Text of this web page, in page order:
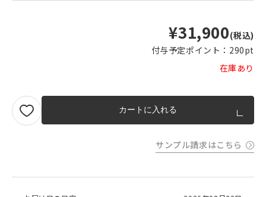
¥31,900(税込)
付与予定ポイント： 290pt
在庫あり
カートに入れる
サンプル請求はこちら